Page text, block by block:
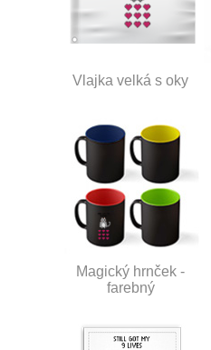
Vlajka velká s oky
Magický hrnček -
farebný